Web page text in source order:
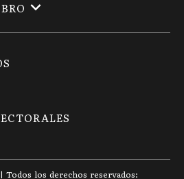
| Todos los derechos reservados: